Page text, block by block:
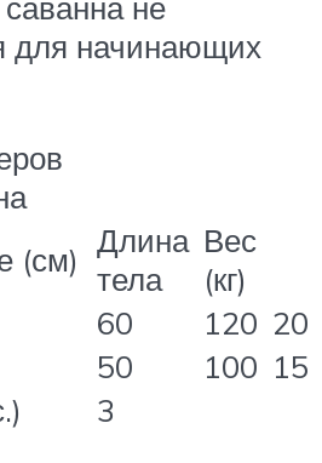
для начинающих
(см) Длина
тела
Вес
(кг)
60 120 20
50 100 15
3